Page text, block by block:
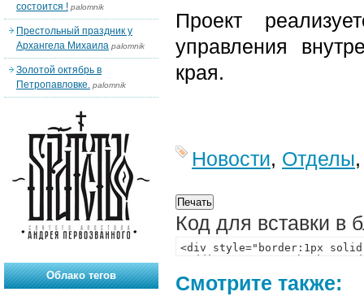
Проект
управления
края.
Новости, Отделы
Код для вставки в
Смотрите также:
состоится ! palomnik
Престольный праздник у
Архангела Михаила palomnik
Золотой октябрь в
Петропавловке. palomnik
Облако тегов